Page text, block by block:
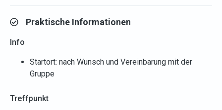
Praktische Informationen
Info
Startort: nach Wunsch und Vereinbarung mit der
Gruppe
Treffpunkt